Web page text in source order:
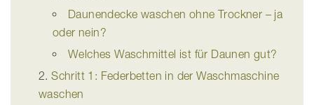
Daunendecke waschen ohne Trockner – ja
oder nein?
Welches Waschmittel ist für Daunen gut?
Schritt 1: Federbetten in der Waschmaschine
waschen